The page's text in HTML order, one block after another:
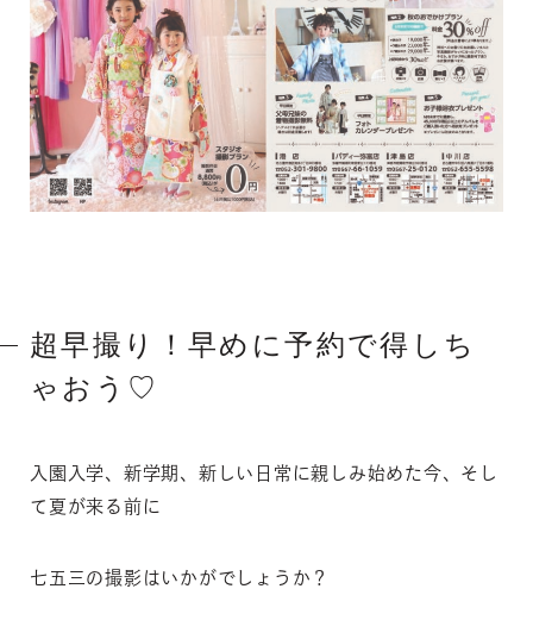
超早撮り！早めに予約で得しち
ゃおう♡
入園入学、新学期、新しい日常に親しみ始めた今、そし
て夏が来る前に
七五三の撮影はいかがでしょうか？